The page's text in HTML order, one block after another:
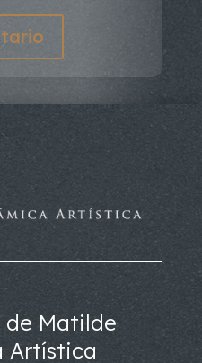
de Matilde
Artística